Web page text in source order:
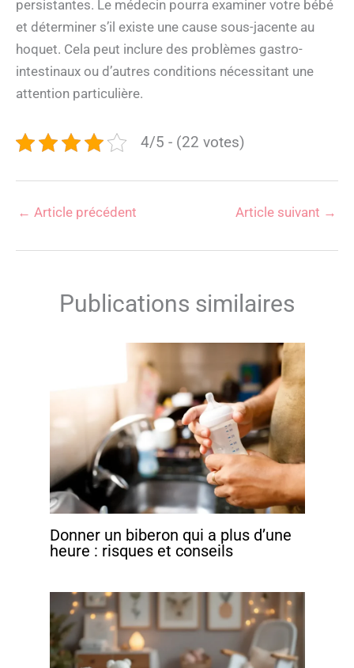
persistantes. Le médecin pourra examiner votre bébé
et déterminer s’il existe une cause sous-jacente au
hoquet. Cela peut inclure des problèmes gastro-
intestinaux ou d’autres conditions nécessitant une
attention particulière.
4/5 - (22 votes)
← Article précédent Article suivant →
Publications similaires
Donner un biberon qui a plus d’une
heure : risques et conseils